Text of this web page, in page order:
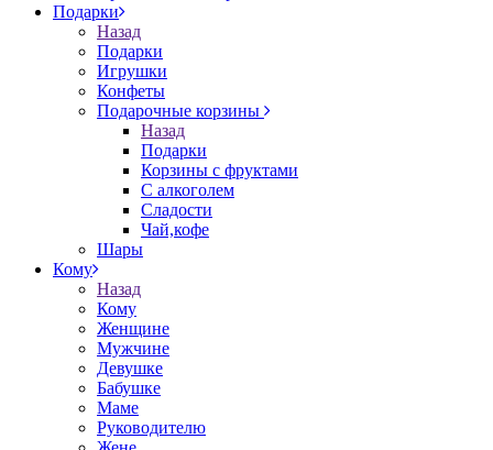
Подарки
Назад
Подарки
Игрушки
Конфеты
Подарочные корзины
Назад
Подарки
Корзины с фруктами
С алкоголем
Сладости
Чай,кофе
Шары
Кому
Назад
Кому
Женщине
Мужчине
Девушке
Бабушке
Маме
Руководителю